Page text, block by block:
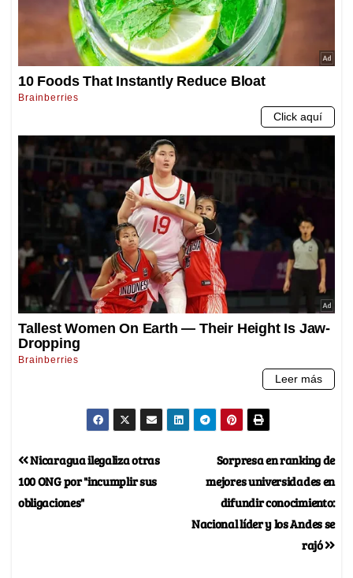
Sorpresa en ranking de
mejores universidades en
difundir conocimiento:
Nacional líder y los Andes se
rajó
Nicaragua ilegaliza otras
100 ONG por "incumplir sus
obligaciones"